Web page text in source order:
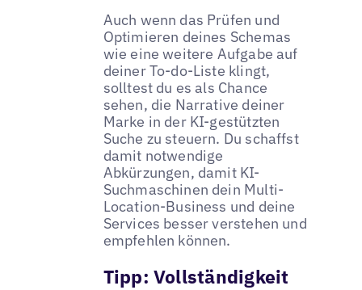
Auch wenn das Prüfen und
Optimieren deines Schemas
wie eine weitere Aufgabe auf
deiner To-do-Liste klingt,
solltest du es als Chance
sehen, die Narrative deiner
Marke in der KI-gestützten
Suche zu steuern. Du schaffst
damit notwendige
Abkürzungen, damit KI-
Suchmaschinen dein Multi-
Location-Business und deine
Services besser verstehen und
empfehlen können.
Tipp: Vollständigkeit